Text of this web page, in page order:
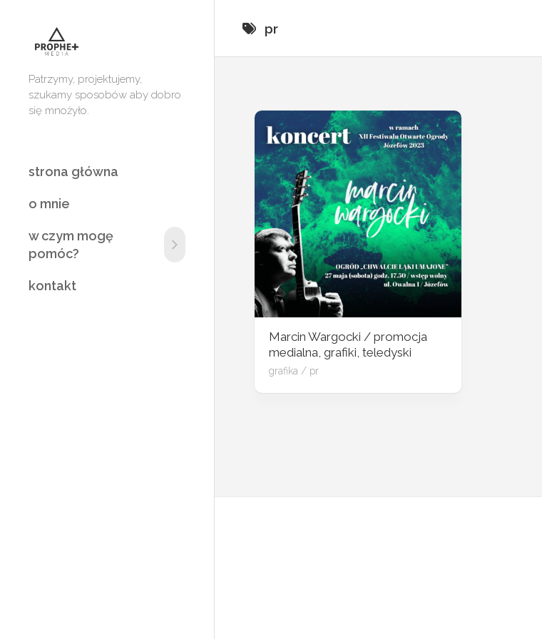
Patrzymy, projektujemy,
szukamy sposobów aby dobro
się mnożyło.
strona główna
o mnie
w czym mogę
pomóc?
FOTOGRAFIA.
COPYWRITING.
GRAFIKA.
Strony
kontakt
pr
Marcin Wargocki / promocja
medialna, grafiki, teledyski
grafika / pr